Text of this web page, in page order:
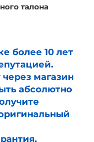
талона
более 10 лет
магазин
абсолютно